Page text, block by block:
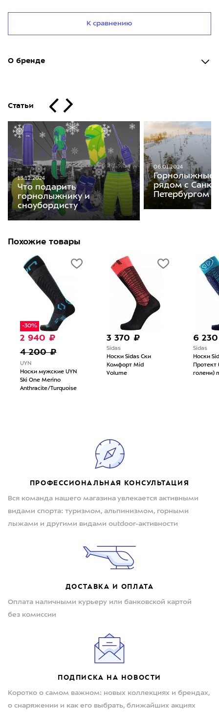
К сравнению
О бренде
Статьи
13.12.2024
Что подарить
горнолыжнику и
сноубордисту
06.01.2024
Горнолыжные
рядом с Санкт-
Петербургом
Похожие товары
-30%
2 940 ₽
4 200 ₽
UYN
Носки мужские UYN
Ski One Merino
Anthracite/Turquoise
3 370 ₽
Sidas
Носки Sidas Ски
Комфорт Mid
Volume
6
Sidas
Носки
Протект
голени)
ПРОФЕССИОНАЛЬНАЯ КОНСУЛЬТАЦИЯ
Вся команда нашего магазина увлекается активными
видами спорта: туризмом, альпинизмом, горными
лыжами и другими видами outdoor-активности
ДОСТАВКА И ОПЛАТА
Оплата наличными курьеру или банковской картой
без комиссии
ПОДПИСКА НА НОВОСТИ
Коротко о самом важном: новых коллекциях и брендах,
о снаряжении и как его выбрать, ближайших акциях